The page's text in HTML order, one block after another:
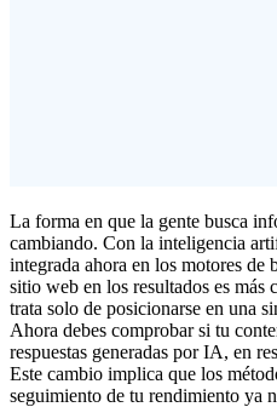
La forma en que la gente busca
cambiando. Con la inteligencia
integrada ahora en los motores de
sitio web en los resultados es más
trata solo de posicionarse en una
Ahora debes comprobar si tu
respuestas generadas por IA, en
Este cambio implica que los
seguimiento de tu rendimiento ya